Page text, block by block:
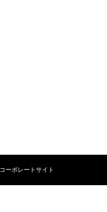
ーポレートサイト